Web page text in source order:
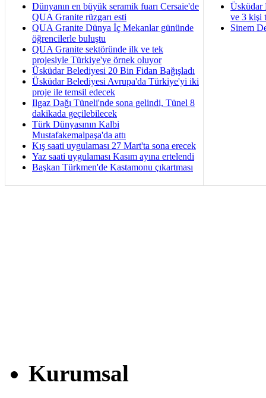
Dünyanın en büyük seramik fuarı Cersaie'de
QUA Granite rüzgarı esti
QUA Granite Dünya İç Mekanlar gününde
öğrencilerle buluştu
QUA Granite sektöründe ilk ve tek
projesiyle Türkiye'ye örnek oluyor
Üsküdar Belediyesi 20 Bin Fidan Bağışladı
Üsküdar Belediyesi Avrupa'da Türkiye'yi iki
proje ile temsil edecek
Ilgaz Dağı Tüneli'nde sona gelindi, Tünel 8
dakikada geçilebilecek
Türk Dünyasının Kalbi
Mustafakemalpaşa'da attı
Kış saati uygulaması 27 Mart'ta sona erecek
Yaz saati uygulaması Kasım ayına ertelendi
Başkan Türkmen'de Kastamonu çıkartması
Üsküdar
ve 3 kişi
Sinem
Kurumsal